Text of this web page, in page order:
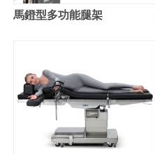
馬鐙型多功能腿架